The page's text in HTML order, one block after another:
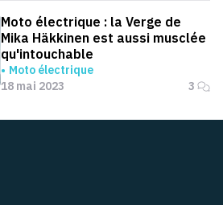
Moto électrique : la Verge de
Mika Häkkinen est aussi musclée
qu'intouchable
Moto électrique
18 mai 2023
3